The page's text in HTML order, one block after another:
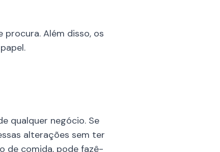
Além disso, os
qualquer negócio. Se
alterações sem ter
de comida, pode fazê-